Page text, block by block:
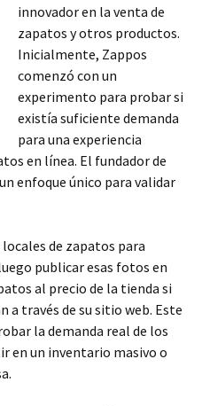
innovador en la venta de
zapatos y otros productos.
Inicialmente, Zappos
comenzó con un
experimento para probar si
existía suficiente demanda
para una experiencia
en línea. El fundador de
enfoque único para validar
de zapatos para
publicar esas fotos en
al precio de la tienda si
a través de su sitio web. Este
la demanda real de los
en un inventario masivo o